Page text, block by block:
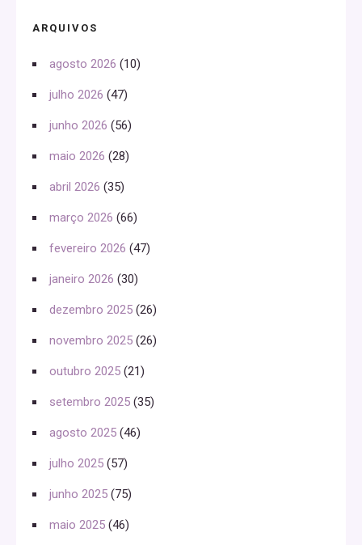
ARQUIVOS
agosto 2026 (10)
julho 2026 (47)
junho 2026 (56)
maio 2026 (28)
abril 2026 (35)
março 2026 (66)
fevereiro 2026 (47)
janeiro 2026 (30)
dezembro 2025 (26)
novembro 2025 (26)
outubro 2025 (21)
setembro 2025 (35)
agosto 2025 (46)
julho 2025 (57)
junho 2025 (75)
maio 2025 (46)